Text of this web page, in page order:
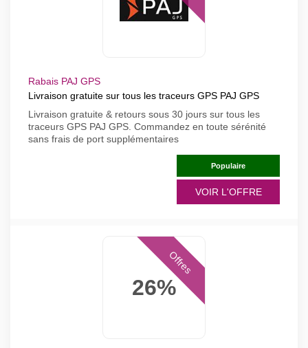
Rabais PAJ GPS
Livraison gratuite sur tous les traceurs GPS PAJ GPS
Livraison gratuite & retours sous 30 jours sur tous les
traceurs GPS PAJ GPS. Commandez en toute sérénité
sans frais de port supplémentaires
Populaire
VOIR L'OFFRE
26%
Offres